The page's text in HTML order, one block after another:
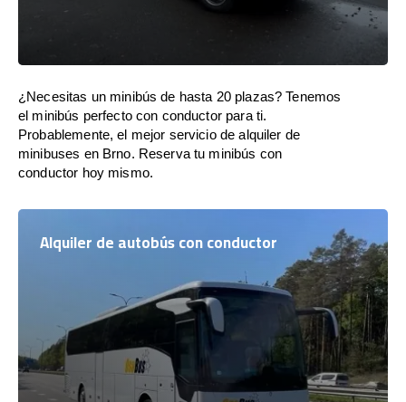
¿Necesitas un minibús de hasta 20 plazas? Tenemos
el minibús perfecto con conductor para ti.
Probablemente, el mejor servicio de alquiler de
minibuses en Brno. Reserva tu minibús con
conductor hoy mismo.
Alquiler de autobús con conductor